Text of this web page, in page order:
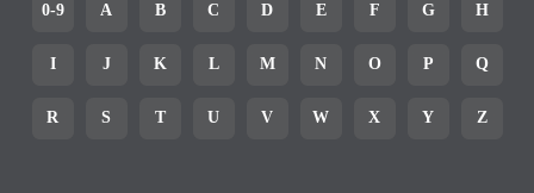
0-9 A B C D E F G H
I J K L M N O P Q
R S T U V W X Y Z